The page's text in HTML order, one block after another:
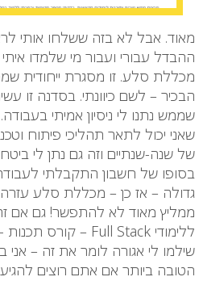
מאוד. אבל לא בזה ששלחו אותי
ההבדל עבורי ועבור מי שלמדו
מכללת סלע. זו מסגרת ייחודית
הבכיר – לשם כיוונתי. בסדנה זו
שממש נתנו לי ניסיון אמיתי
שאני יכול לתאר תהליכי פיתוח
של שנה-שנתיים וזה גם נתן לי
בסופו של חשבון התקבלתי
גדולה – אז כן – מכללת סלע עזרה
ממליץ מאוד לא להתפשר! גם אם
ללימודי Full Stack
– קורס
שילמו לי אגורה לומר את זה –
הטובה ביותר אם אתם רוצים